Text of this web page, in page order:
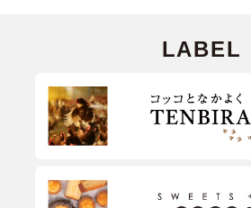
LABEL